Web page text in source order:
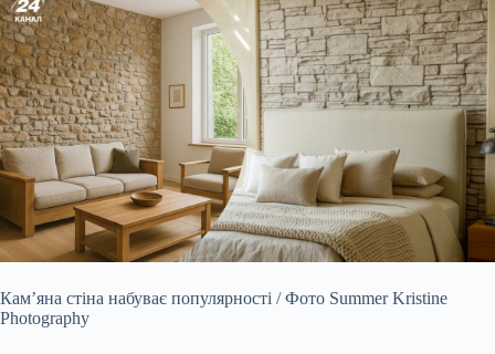
Кам’яна стіна набуває популярності / Фото Summer Kristine
Photography